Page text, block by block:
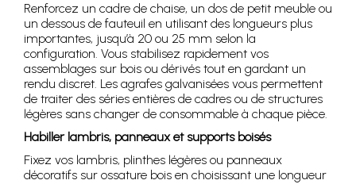
Renforcez un cadre de chaise, un dos de petit meuble ou
un dessous de fauteuil en utilisant des longueurs plus
importantes, jusqu’à 20 ou 25 mm selon la
configuration. Vous stabilisez rapidement vos
assemblages sur bois ou dérivés tout en gardant un
rendu discret. Les agrafes galvanisées vous permettent
de traiter des séries entières de cadres ou de structures
légères sans changer de consommable à chaque pièce.
Habiller lambris, panneaux et supports boisés
Fixez vos lambris, plinthes légères ou panneaux
décoratifs sur ossature bois en choisissant une longueur